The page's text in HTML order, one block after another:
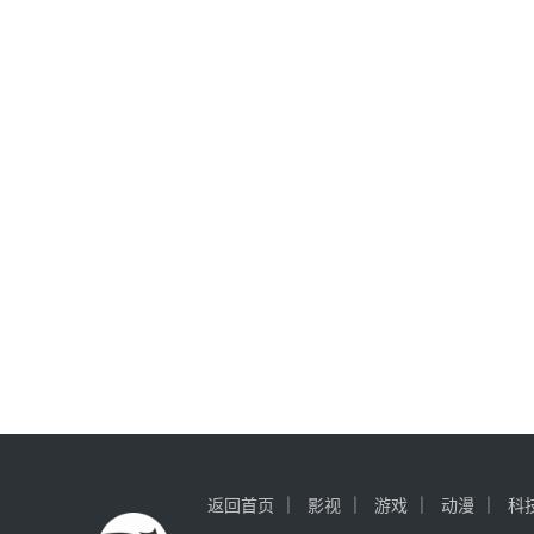
返回首页 影视 游戏 动漫 科